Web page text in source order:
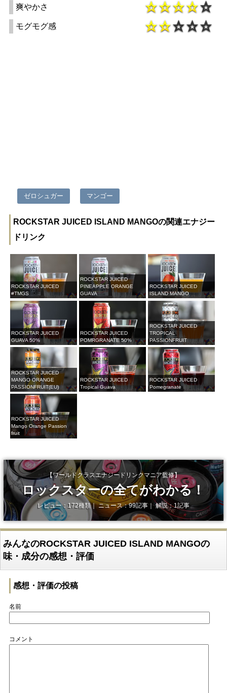
爽やかさ
モグモグ感
ゼロシュガー マンゴー
ROCKSTAR JUICED ISLAND MANGOの関連エナジー
ドリンク
ROCKSTAR JUICED
#TMGS
ROCKSTAR JUICED
PINEAPPLE ORANGE
GUAVA
ROCKSTAR JUICED
ISLAND MANGO
ROCKSTAR JUICED
GUAVA 50%
ROCKSTAR JUICED
POMRGRANATE 50%
ROCKSTAR JUICED
TROPICAL
PASSIONFRUIT
ROCKSTAR JUICED
MANGO ORANGE
PASSIONFRUIT(EU)
ROCKSTAR JUICED
Tropical Guava
ROCKSTAR JUICED
Pomegranate
ROCKSTAR JUICED
Mango Orange Passion
fruit
【ワールドクラスエナジードリンクマニア監修】
ロックスターの全てがわかる！
レビュー：172種類｜ ニュース：99記事｜ 解説：1記事
みんなのROCKSTAR JUICED ISLAND MANGOの
味・成分の感想・評価
感想・評価の投稿
名前
コメント